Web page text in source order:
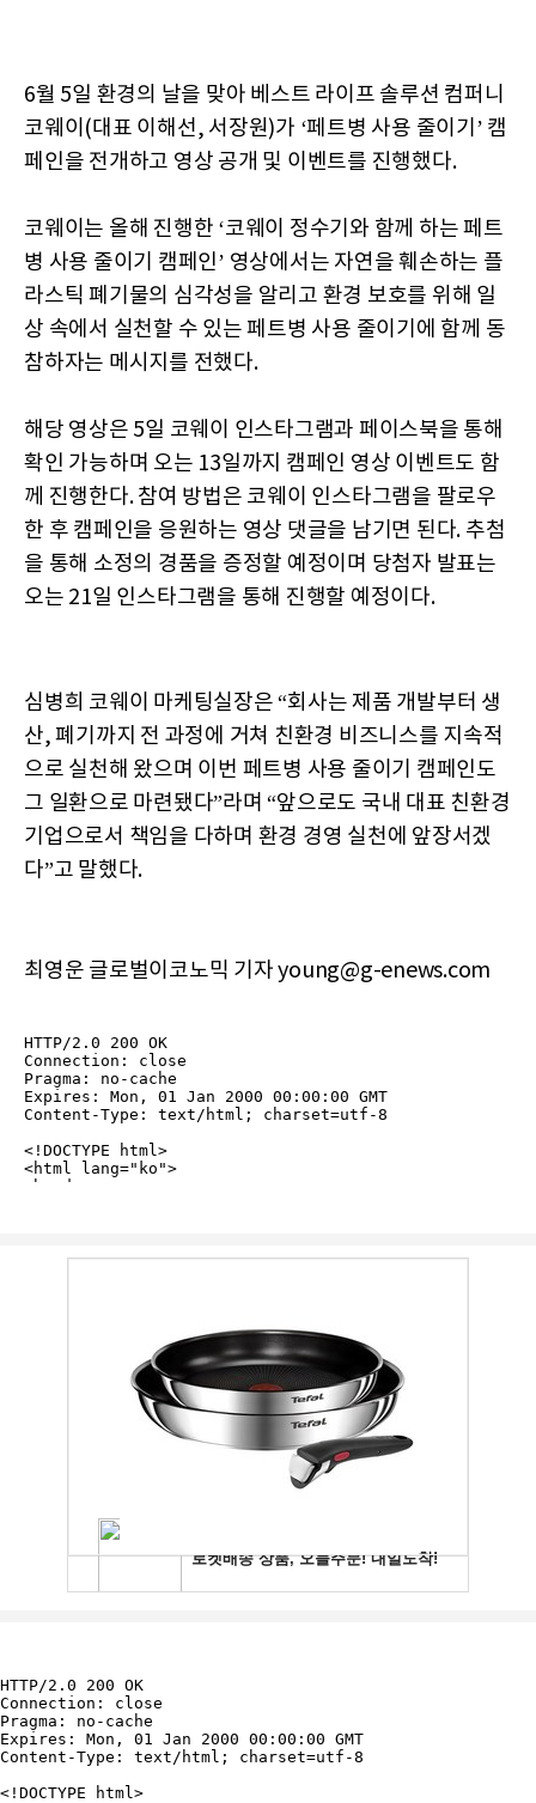
6월 5일 환경의 날을 맞아 베스트 라이프 솔루션 컴퍼니
코웨이(대표 이해선, 서장원)가 ‘페트병 사용 줄이기’ 캠
페인을 전개하고 영상 공개 및 이벤트를 진행했다.
코웨이는 올해 진행한 ‘코웨이 정수기와 함께 하는 페트
병 사용 줄이기 캠페인’ 영상에서는 자연을 훼손하는 플
라스틱 폐기물의 심각성을 알리고 환경 보호를 위해 일
상 속에서 실천할 수 있는 페트병 사용 줄이기에 함께 동
참하자는 메시지를 전했다.
해당 영상은 5일 코웨이 인스타그램과 페이스북을 통해
확인 가능하며 오는 13일까지 캠페인 영상 이벤트도 함
께 진행한다. 참여 방법은 코웨이 인스타그램을 팔로우
한 후 캠페인을 응원하는 영상 댓글을 남기면 된다. 추첨
을 통해 소정의 경품을 증정할 예정이며 당첨자 발표는
오는 21일 인스타그램을 통해 진행할 예정이다.
심병희 코웨이 마케팅실장은 “회사는 제품 개발부터 생
산, 폐기까지 전 과정에 거쳐 친환경 비즈니스를 지속적
으로 실천해 왔으며 이번 페트병 사용 줄이기 캠페인도
그 일환으로 마련됐다”라며 “앞으로도 국내 대표 친환경
기업으로서 책임을 다하며 환경 경영 실천에 앞장서겠
다”고 말했다.
최영운 글로벌이코노믹 기자 young@g-enews.com